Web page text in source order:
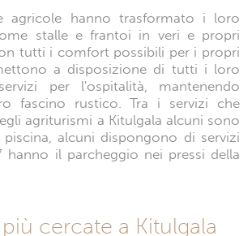
agricole hanno trasformato i loro
stalle e frantoi in veri e propri
tutti i comfort possibili per i propri
a disposizione di tutti i loro
per l'ospitalità, mantenendo
fascino rustico. Tra i servizi che
agriturismi a Kitulgala alcuni sono
alcuni dispongono di servizi
hanno il parcheggio nei pressi della
cercate a Kitulgala